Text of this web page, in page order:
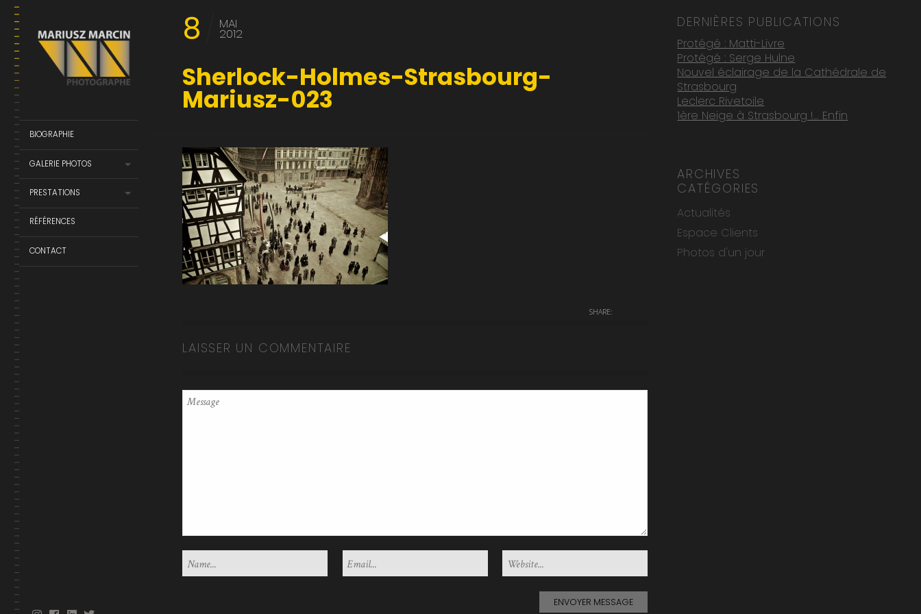
BIOGRAPHIE
GALERIE PHOTOS
PRESTATIONS
RÉFÉRENCES
CONTACT
8 MAI
2012
Sherlock-Holmes-Strasbourg-
Mariusz-023
SHARE:
LAISSER UN COMMENTAIRE
DERNIÈRES PUBLICATIONS
Protégé : Matti-Livre
Protégé : Serge Hulne
Nouvel éclairage de la Cathédrale de
Strasbourg
Leclerc Rivetoile
1ère Neige à Strasbourg !… Enfin
ARCHIVES
CATÉGORIES
Actualités
Espace Clients
Photos d'un jour